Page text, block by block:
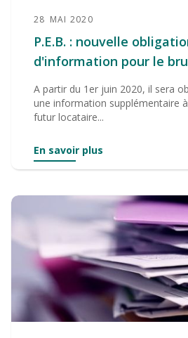
28 MAI 2020
P.E.B. : nouvelle
d'information pour le
A partir du 1er juin 2020, il sera
une information supplémentaire à
futur locataire...
En savoir plus